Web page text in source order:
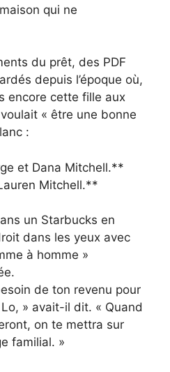
qui ne
du prêt, des PDF
depuis l’époque où,
encore cette fille aux
« être une bonne
:
et Dana Mitchell.**
Mitchell.**
un Starbucks en
dans les yeux avec
à homme »
de ton revenu pour
» avait-il dit. « Quand
on te mettra sur
familial. »